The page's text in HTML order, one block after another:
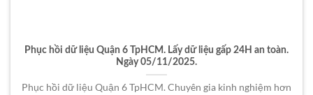
Phục hồi dữ liệu Quận 6 TpHCM. Lấy dữ liệu gấp 24H an toàn.
Ngày 05/11/2025.
Phục hồi dữ liệu Quận 6 TpHCM. Chuyên gia kinh nghiệm hơn